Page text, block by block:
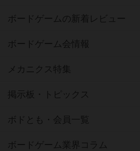
ボードゲームの新着レビュー
ボードゲーム会情報
メカニクス特集
掲示板・トピックス
ボドとも・会員一覧
ボードゲーム業界コラム